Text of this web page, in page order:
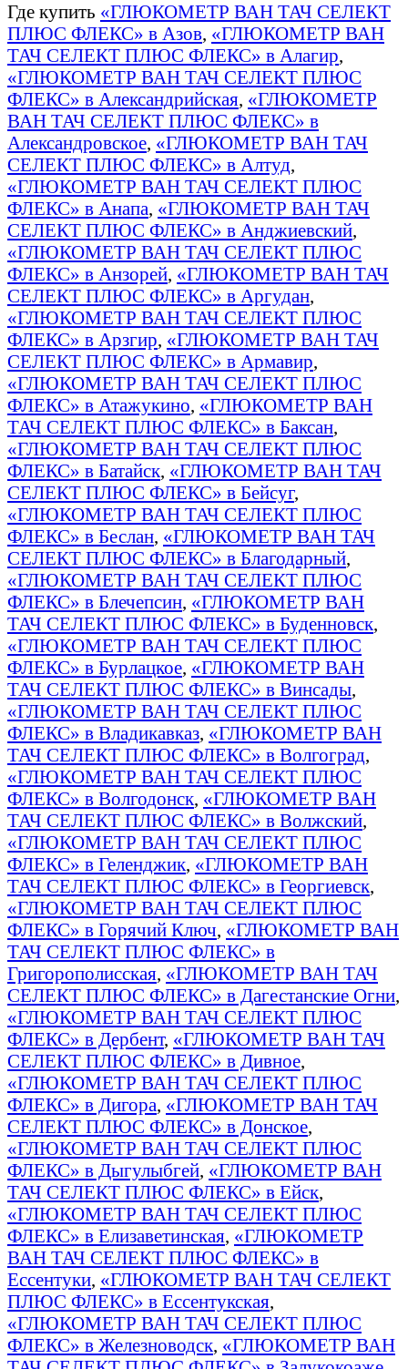
Где купить «ГЛЮКОМЕТР ВАН ТАЧ СЕЛЕКТ
ПЛЮС ФЛЕКС» в Азов, «ГЛЮКОМЕТР ВАН
ТАЧ СЕЛЕКТ ПЛЮС ФЛЕКС» в Алагир,
«ГЛЮКОМЕТР ВАН ТАЧ СЕЛЕКТ ПЛЮС
ФЛЕКС» в Александрийская, «ГЛЮКОМЕТР
ВАН ТАЧ СЕЛЕКТ ПЛЮС ФЛЕКС» в
Александровское, «ГЛЮКОМЕТР ВАН ТАЧ
СЕЛЕКТ ПЛЮС ФЛЕКС» в Алтуд,
«ГЛЮКОМЕТР ВАН ТАЧ СЕЛЕКТ ПЛЮС
ФЛЕКС» в Анапа, «ГЛЮКОМЕТР ВАН ТАЧ
СЕЛЕКТ ПЛЮС ФЛЕКС» в Анджиевский,
«ГЛЮКОМЕТР ВАН ТАЧ СЕЛЕКТ ПЛЮС
ФЛЕКС» в Анзорей, «ГЛЮКОМЕТР ВАН ТАЧ
СЕЛЕКТ ПЛЮС ФЛЕКС» в Аргудан,
«ГЛЮКОМЕТР ВАН ТАЧ СЕЛЕКТ ПЛЮС
ФЛЕКС» в Арзгир, «ГЛЮКОМЕТР ВАН ТАЧ
СЕЛЕКТ ПЛЮС ФЛЕКС» в Армавир,
«ГЛЮКОМЕТР ВАН ТАЧ СЕЛЕКТ ПЛЮС
ФЛЕКС» в Атажукино, «ГЛЮКОМЕТР ВАН
ТАЧ СЕЛЕКТ ПЛЮС ФЛЕКС» в Баксан,
«ГЛЮКОМЕТР ВАН ТАЧ СЕЛЕКТ ПЛЮС
ФЛЕКС» в Батайск, «ГЛЮКОМЕТР ВАН ТАЧ
СЕЛЕКТ ПЛЮС ФЛЕКС» в Бейсуг,
«ГЛЮКОМЕТР ВАН ТАЧ СЕЛЕКТ ПЛЮС
ФЛЕКС» в Беслан, «ГЛЮКОМЕТР ВАН ТАЧ
СЕЛЕКТ ПЛЮС ФЛЕКС» в Благодарный,
«ГЛЮКОМЕТР ВАН ТАЧ СЕЛЕКТ ПЛЮС
ФЛЕКС» в Блечепсин, «ГЛЮКОМЕТР ВАН
ТАЧ СЕЛЕКТ ПЛЮС ФЛЕКС» в Буденновск,
«ГЛЮКОМЕТР ВАН ТАЧ СЕЛЕКТ ПЛЮС
ФЛЕКС» в Бурлацкое, «ГЛЮКОМЕТР ВАН
ТАЧ СЕЛЕКТ ПЛЮС ФЛЕКС» в Винсады,
«ГЛЮКОМЕТР ВАН ТАЧ СЕЛЕКТ ПЛЮС
ФЛЕКС» в Владикавказ, «ГЛЮКОМЕТР ВАН
ТАЧ СЕЛЕКТ ПЛЮС ФЛЕКС» в Волгоград,
«ГЛЮКОМЕТР ВАН ТАЧ СЕЛЕКТ ПЛЮС
ФЛЕКС» в Волгодонск, «ГЛЮКОМЕТР ВАН
ТАЧ СЕЛЕКТ ПЛЮС ФЛЕКС» в Волжский,
«ГЛЮКОМЕТР ВАН ТАЧ СЕЛЕКТ ПЛЮС
ФЛЕКС» в Геленджик, «ГЛЮКОМЕТР ВАН
ТАЧ СЕЛЕКТ ПЛЮС ФЛЕКС» в Георгиевск,
«ГЛЮКОМЕТР ВАН ТАЧ СЕЛЕКТ ПЛЮС
ФЛЕКС» в Горячий Ключ, «ГЛЮКОМЕТР ВАН
ТАЧ СЕЛЕКТ ПЛЮС ФЛЕКС» в
Григорополисская, «ГЛЮКОМЕТР ВАН ТАЧ
СЕЛЕКТ ПЛЮС ФЛЕКС» в Дагестанские Огни,
«ГЛЮКОМЕТР ВАН ТАЧ СЕЛЕКТ ПЛЮС
ФЛЕКС» в Дербент, «ГЛЮКОМЕТР ВАН ТАЧ
СЕЛЕКТ ПЛЮС ФЛЕКС» в Дивное,
«ГЛЮКОМЕТР ВАН ТАЧ СЕЛЕКТ ПЛЮС
ФЛЕКС» в Дигора, «ГЛЮКОМЕТР ВАН ТАЧ
СЕЛЕКТ ПЛЮС ФЛЕКС» в Донское,
«ГЛЮКОМЕТР ВАН ТАЧ СЕЛЕКТ ПЛЮС
ФЛЕКС» в Дыгулыбгей, «ГЛЮКОМЕТР ВАН
ТАЧ СЕЛЕКТ ПЛЮС ФЛЕКС» в Ейск,
«ГЛЮКОМЕТР ВАН ТАЧ СЕЛЕКТ ПЛЮС
ФЛЕКС» в Елизаветинская, «ГЛЮКОМЕТР
ВАН ТАЧ СЕЛЕКТ ПЛЮС ФЛЕКС» в
Ессентуки, «ГЛЮКОМЕТР ВАН ТАЧ СЕЛЕКТ
ПЛЮС ФЛЕКС» в Ессентукская,
«ГЛЮКОМЕТР ВАН ТАЧ СЕЛЕКТ ПЛЮС
ФЛЕКС» в Железноводск, «ГЛЮКОМЕТР ВАН